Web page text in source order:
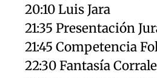
20:10 Luis Jara
21:35 Presentación
21:45 Competencia
22:30 Fantasía